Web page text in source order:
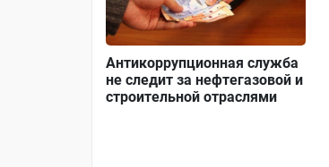
Антикоррупционная служба
не следит за нефтегазовой и
строительной отраслями